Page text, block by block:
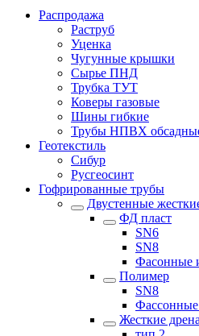
Распродажа
Раструб
Уценка
Чугунные крышки
Сырье ПНД
Трубка ТУТ
Коверы газовые
Шины гибкие
Трубы НПВХ
Геотекстиль
Сибур
Русгеосинт
Гофрированные трубы
Двустенные
ФД пласт
SN6
SN8
Фасонные
Полимер
SN8
Фассонные
Жесткие